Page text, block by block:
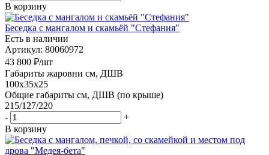
В корзину
Беседка с мангалом и скамьёй "Стефания"
Есть в наличии
Артикул: 80060972
43 800 ₽/шт
Габариты жаровни см, ДШВ
100x35x25
Общие габариты см, ДШВ (по крыше)
215/127/220
-
+
В корзину